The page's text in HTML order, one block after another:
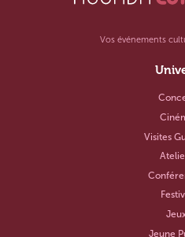
Vos événements
Visites
Jeune